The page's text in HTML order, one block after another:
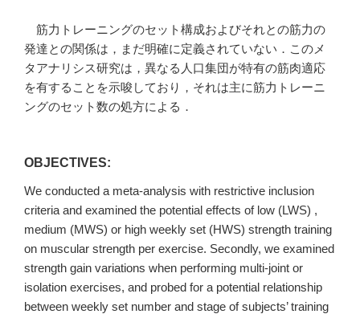
筋力トレーニングのセット構成およびそれとの筋力の
発達との関係は，まだ明確に定義されていない．このメ
タアナリシス研究は，異なる人口集団が特有の筋肉適応
を有することを示唆しており，それは主に筋力トレーニ
ングのセット数の処方による．
OBJECTIVES:
We conducted a meta-analysis with restrictive inclusion
criteria and examined the potential effects of low (LWS) ,
medium (MWS) or high weekly set (HWS) strength training
on muscular strength per exercise. Secondly, we examined
strength gain variations when performing multi-joint or
isolation exercises, and probed for a potential relationship
between weekly set number and stage of subjects’ training